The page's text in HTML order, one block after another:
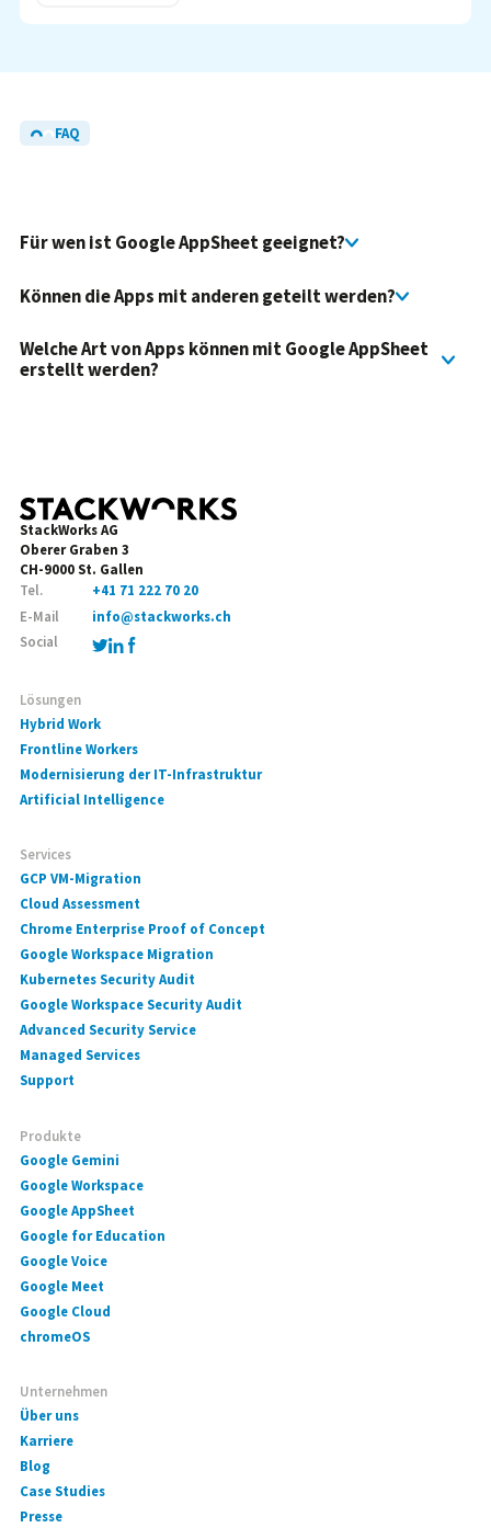
FAQ
Für wen ist Google AppSheet geeignet?
Können die Apps mit anderen geteilt werden?
Welche Art von Apps können mit Google AppSheet
erstellt werden?
StackWorks AG
Oberer Graben 3
CH-9000 St. Gallen
Tel.
+41 71 222 70 20
E-Mail
info@stackworks.ch
Social
Lösungen
Hybrid Work
Frontline Workers
Modernisierung der IT-Infrastruktur
Artificial Intelligence
Services
GCP VM-Migration
Cloud Assessment
Chrome Enterprise Proof of Concept
Google Workspace Migration
Kubernetes Security Audit
Google Workspace Security Audit
Advanced Security Service
Managed Services
Support
Produkte
Google Gemini
Google Workspace
Google AppSheet
Google for Education
Google Voice
Google Meet
Google Cloud
chromeOS
Unternehmen
Über uns
Karriere
Blog
Case Studies
Presse